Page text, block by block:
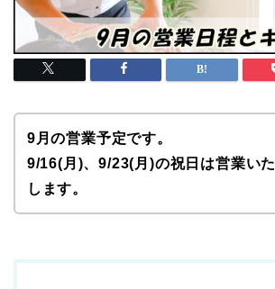
9月の営業予定です。
9/16(月)、9/23(月)の祝日は営業いた
します。